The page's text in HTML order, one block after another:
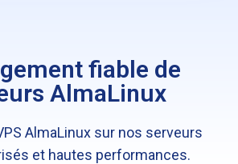
fiable de
AlmaLinux
AlmaLinux sur nos serveurs
et hautes performances.